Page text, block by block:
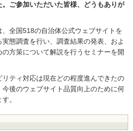
ご参加いただいた皆様、どうもありが
全国518の自治体公式ウェブサイトを
態調査を行い、調査結果の発表、およ
方策について解説を行うセミナーを開
ティ対応は現在どの程度進んできたの
後のウェブサイト品質向上のために何
。